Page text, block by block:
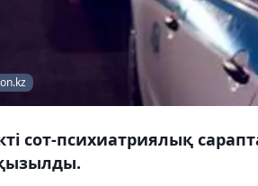
сот-психиатриялық